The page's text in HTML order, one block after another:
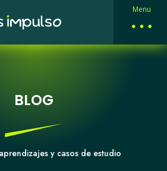
Menu
BLOG
y casos de estudio